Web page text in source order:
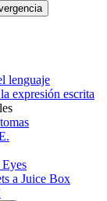
lenguaje
expresión escrita
a Juice Box